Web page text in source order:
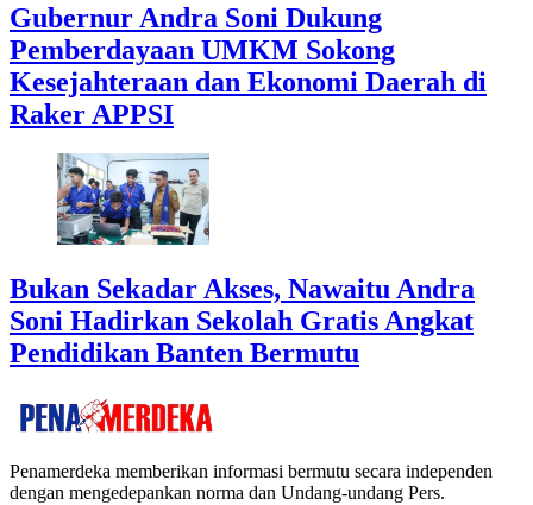
Gubernur Andra Soni Dukung
Pemberdayaan UMKM Sokong
Kesejahteraan dan Ekonomi Daerah di
Raker APPSI
Bukan Sekadar Akses, Nawaitu Andra
Soni Hadirkan Sekolah Gratis Angkat
Pendidikan Banten Bermutu
Penamerdeka memberikan informasi bermutu secara independen
dengan mengedepankan norma dan Undang-undang Pers.